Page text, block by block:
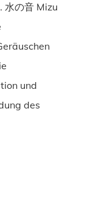
の音 Mizu
und
des